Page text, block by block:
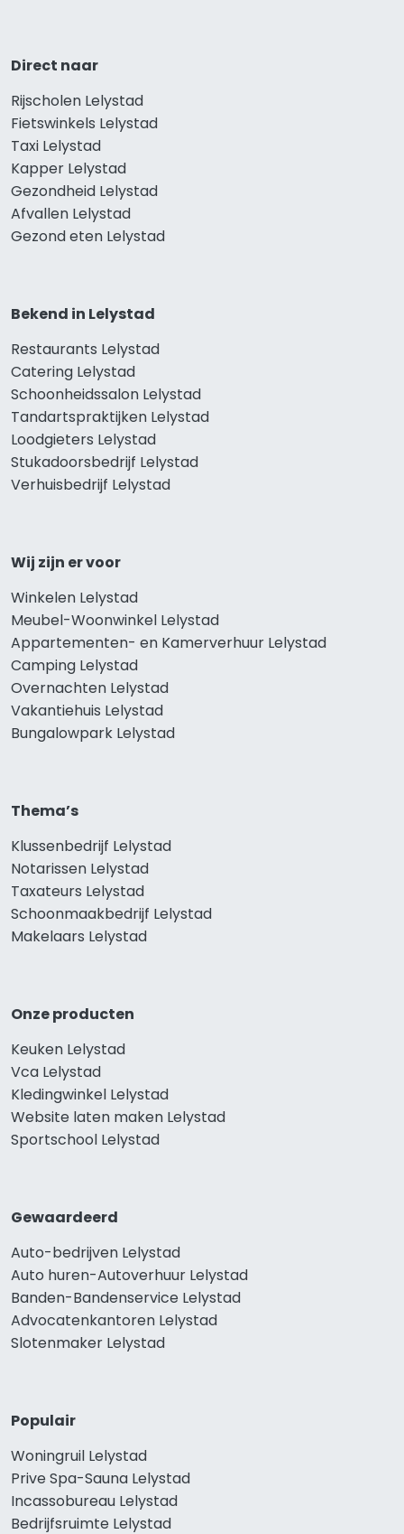
Direct naar
Rijscholen Lelystad
Fietswinkels Lelystad
Taxi Lelystad
Kapper Lelystad
Gezondheid Lelystad
Afvallen Lelystad
Gezond eten Lelystad
Bekend in Lelystad
Restaurants Lelystad
Catering Lelystad
Schoonheidssalon Lelystad
Tandartspraktijken Lelystad
Loodgieters Lelystad
Stukadoorsbedrijf Lelystad
Verhuisbedrijf Lelystad
Wij zijn er voor
Winkelen Lelystad
Meubel-Woonwinkel Lelystad
Appartementen- en Kamerverhuur Lelystad
Camping Lelystad
Overnachten Lelystad
Vakantiehuis Lelystad
Bungalowpark Lelystad
Thema’s
Klussenbedrijf Lelystad
Notarissen Lelystad
Taxateurs Lelystad
Schoonmaakbedrijf Lelystad
Makelaars Lelystad
Onze producten
Keuken Lelystad
Vca Lelystad
Kledingwinkel Lelystad
Website laten maken Lelystad
Sportschool Lelystad
Gewaardeerd
Auto-bedrijven Lelystad
Auto huren-Autoverhuur Lelystad
Banden-Bandenservice Lelystad
Advocatenkantoren Lelystad
Slotenmaker Lelystad
Populair
Woningruil Lelystad
Prive Spa-Sauna Lelystad
Incassobureau Lelystad
Bedrijfsruimte Lelystad